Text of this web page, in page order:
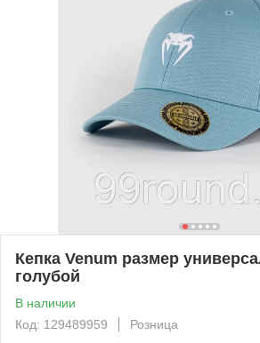
Кепка Venum размер
голубой
В наличии
Код: 129489959
Розница